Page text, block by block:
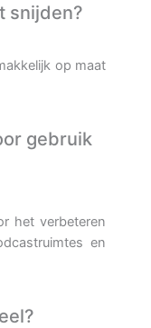
snijden?
op maat
gebruik
het verbeteren
en